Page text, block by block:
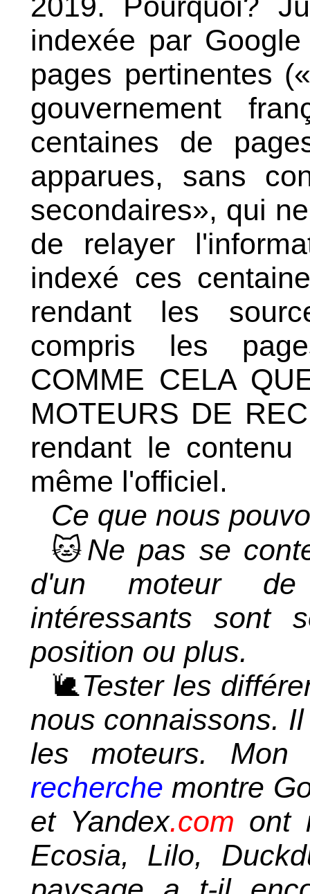
indexée par
pages pertinentes
gouvernement
centaines de
apparues, sans
secondaires», qui
de relayer
indexé ces
rendant les
compris les
COMME CELA
MOTEURS DE
rendant le contenu
même l'officiel.
Ce que nous
🐱Ne pas se
d'un moteur de
intéressants sont
position ou plus.
🐌Tester les
nous connaissons.
les moteurs. Mon
recherche montre
et Yandex.com ont
Ecosia, Lilo,